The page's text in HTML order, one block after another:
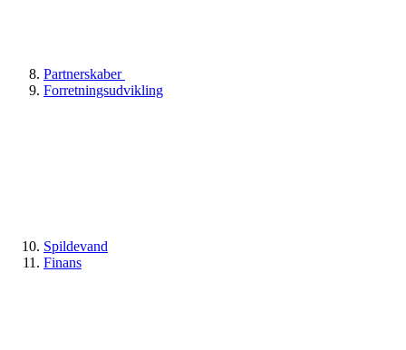
Partnerskaber
Forretningsudvikling
Spildevand
Finans